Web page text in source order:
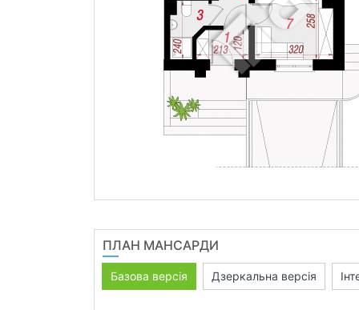
ПЛАН МАНСАРДИ
Базова версія Дзеркальна версія